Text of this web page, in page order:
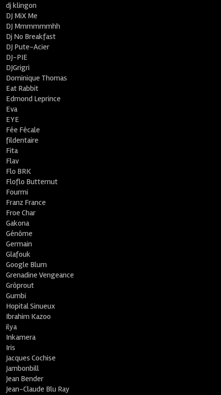
dj klingon
DJ MiX Me
DJ Mmmmmmhh
Dj No Breakfast
DJ Pute-Acier
DJ-PIE
DJGrigri
Dominique Thomas
Eat Rabbit
Edmond Leprince
Eva
EYE
Fée Fécale
fildentaire
Fita
Flav
Flo BRK
Floflo Butternut
Fourmi
Franz France
Froe Char
Gakona
Génôme
Germain
Glafouk
Google Blum
Grenadine Vengeance
Grôprout
Gumbi
Hopital Sinueux
Ibrahim Kazoo
ilya
Inkamera
Iris
Jacques Cochise
Jambonbill
Jean Bender
Jean-Claude Blu Ray